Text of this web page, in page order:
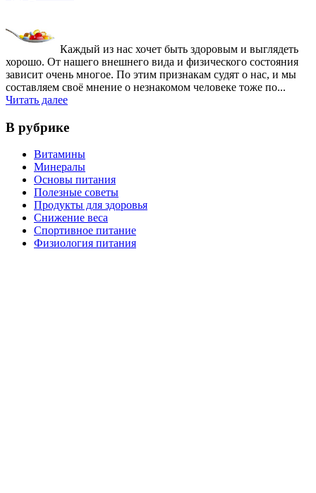
Каждый из нас хочет быть здоровым и выглядеть
хорошо. От нашего внешнего вида и физического состояния
зависит очень многое. По этим признакам судят о нас, и мы
составляем своё мнение о незнакомом человеке тоже по...
Читать далее
В рубрике
Витамины
Минералы
Основы питания
Полезные советы
Продукты для здоровья
Снижение веса
Спортивное питание
Физиология питания